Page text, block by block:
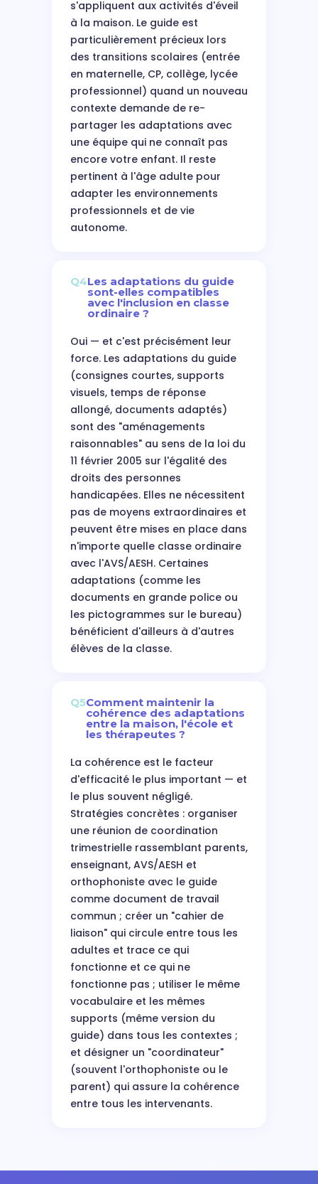
s'appliquent aux activités d'éveil
à la maison. Le guide est
particulièrement précieux lors
des transitions scolaires (entrée
en maternelle, CP, collège, lycée
professionnel) quand un nouveau
contexte demande de re-
partager les adaptations avec
une équipe qui ne connaît pas
encore votre enfant. Il reste
pertinent à l'âge adulte pour
adapter les environnements
professionnels et de vie
autonome.
Q4Les adaptations du guide
sont-elles compatibles
avec l'inclusion en classe
ordinaire ?
Oui — et c'est précisément leur
force. Les adaptations du guide
(consignes courtes, supports
visuels, temps de réponse
allongé, documents adaptés)
sont des "aménagements
raisonnables" au sens de la loi du
11 février 2005 sur l'égalité des
droits des personnes
handicapées. Elles ne nécessitent
pas de moyens extraordinaires et
peuvent être mises en place dans
n'importe quelle classe ordinaire
avec l'AVS/AESH. Certaines
adaptations (comme les
documents en grande police ou
les pictogrammes sur le bureau)
bénéficient d'ailleurs à d'autres
élèves de la classe.
Q5Comment maintenir la
cohérence des adaptations
entre la maison, l'école et
les thérapeutes ?
La cohérence est le facteur
d'efficacité le plus important — et
le plus souvent négligé.
Stratégies concrètes : organiser
une réunion de coordination
trimestrielle rassemblant parents,
enseignant, AVS/AESH et
orthophoniste avec le guide
comme document de travail
commun ; créer un "cahier de
liaison" qui circule entre tous les
adultes et trace ce qui
fonctionne et ce qui ne
fonctionne pas ; utiliser le même
vocabulaire et les mêmes
supports (même version du
guide) dans tous les contextes ;
et désigner un "coordinateur"
(souvent l'orthophoniste ou le
parent) qui assure la cohérence
entre tous les intervenants.